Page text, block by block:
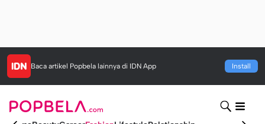
Baca artikel Popbela lainnya di IDN App Install